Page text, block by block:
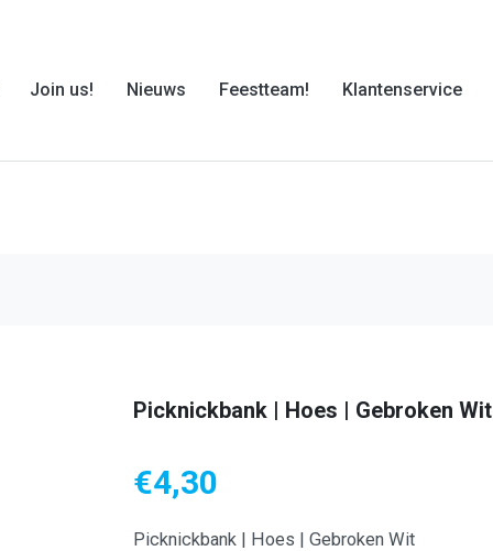
Join us! Nieuws Feestteam! Klantenservice
Picknickbank | Hoes | Gebroken Wit
€4,30
Picknickbank | Hoes | Gebroken Wit